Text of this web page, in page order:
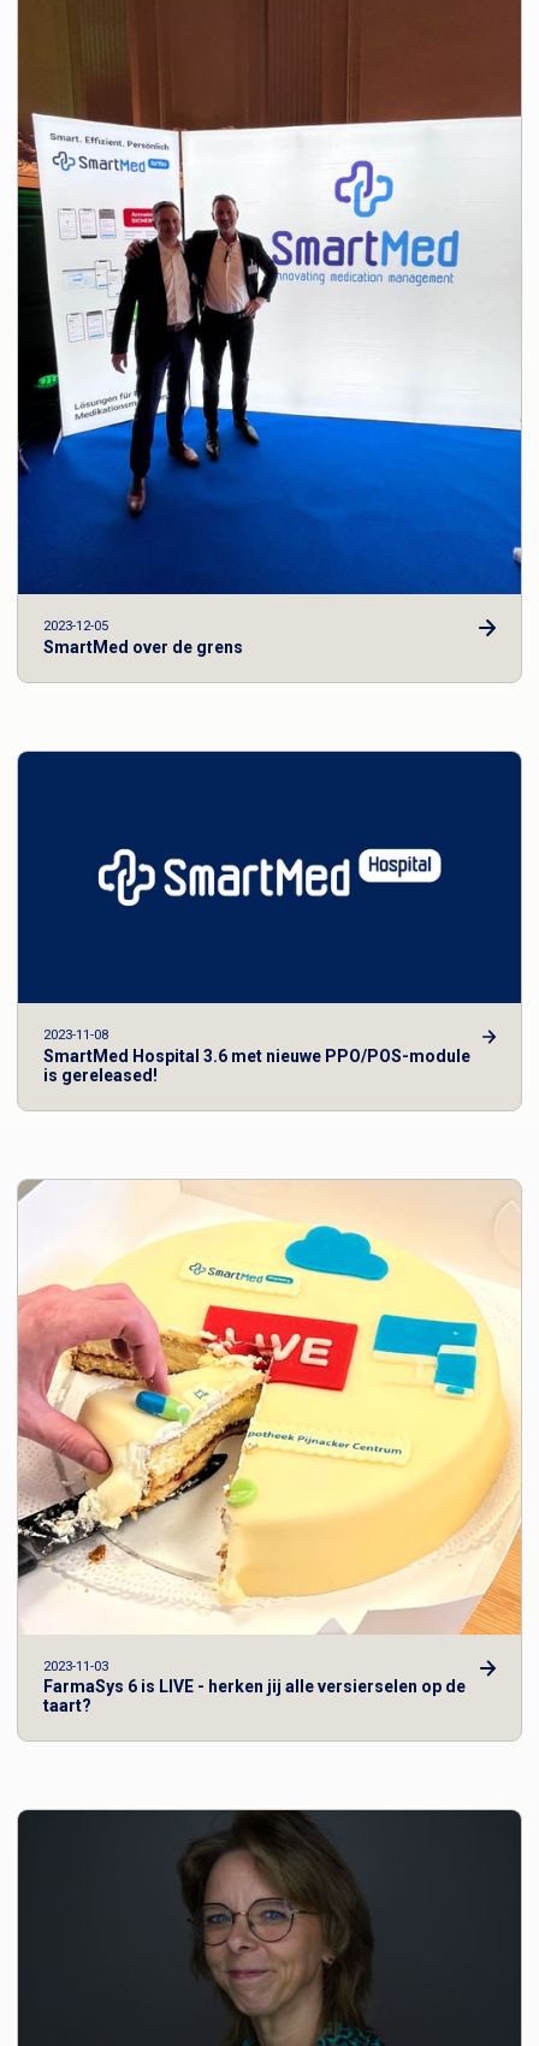
2023-12-05
SmartMed over de grens
2023-11-08
SmartMed Hospital 3.6 met nieuwe PPO/POS-module
is gereleased!
2023-11-03
FarmaSys 6 is LIVE - herken jij alle versierselen op de
taart?